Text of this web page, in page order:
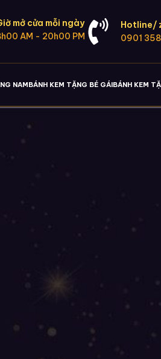
mở cửa mỗi ngày
AM - 20h00 PM
Hotline/
0901
NAMBÁNH KEM TẶNG BÉ GÁIBÁNH KEM